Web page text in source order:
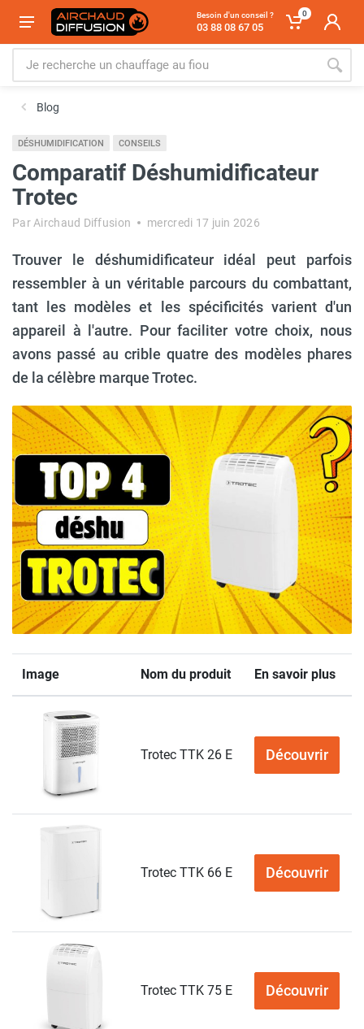
Besoin d'un conseil ?
03 88 08 67 05
0
Blog
DÉSHUMIDIFICATION CONSEILS
Comparatif Déshumidificateur
Trotec
Par Airchaud Diffusion mercredi 17 juin 2026
Trouver le déshumidificateur idéal peut parfois
ressembler à un véritable parcours du combattant,
tant les modèles et les spécificités varient d'un
appareil à l'autre. Pour faciliter votre choix, nous
avons passé au crible quatre des modèles phares
de la célèbre marque Trotec.
Image Nom du produit En savoir plus
Trotec TTK 26 E Découvrir
Trotec TTK 66 E Découvrir
Trotec TTK 75 E Découvrir